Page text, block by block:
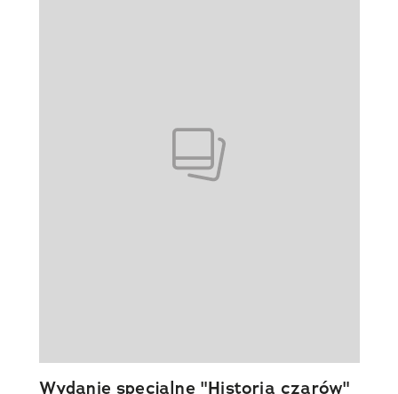
Wydanie specjalne "Historia czarów"